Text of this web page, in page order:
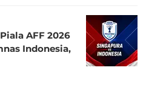
AFF 2026
Indonesia,